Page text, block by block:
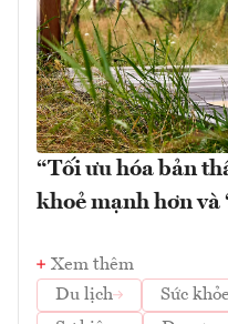
“Tối ưu hóa bản
khoẻ mạnh hơn và
Xem thêm
Du lịch
Sức khỏe